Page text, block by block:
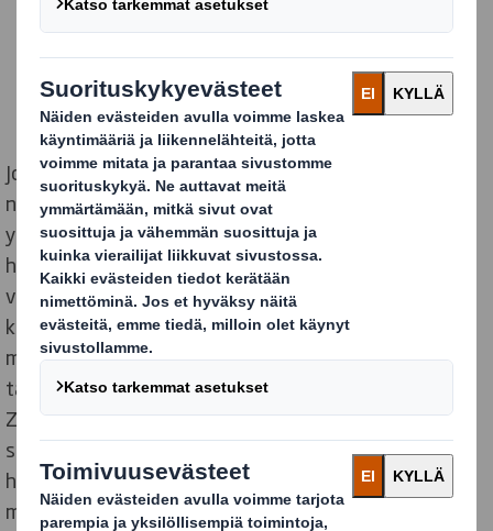
Jotta DS Smith voi saavuttaa asetetun tavoitteen,
nopeuttaa se omien toimintojensa, kuten myös
yhteistyökumppaneidensa ja toimittajiensa,
hiilidioksidipäästöjen vähentämistä sitoutumalla
vähentämään Scope 1, 2 ja 3
kasvihuonekaasupäästöjä (GHG) 46 % vuoteen 2030
mennessä verrattuna vuoden 2019 tasoon. Nämä
tavoitteet pitävät DS Smithin, joka on YK:n Race to
Zero -aloitteen jäsen, linjassa aiemman
sitoumuksensa mukaisesti saavuttaa
hiilidioksidipäästöjen nettonollan** vuoteen 2050
mennessä.